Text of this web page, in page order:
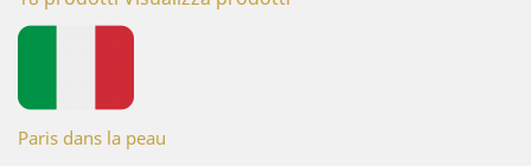
Paris dans la peau